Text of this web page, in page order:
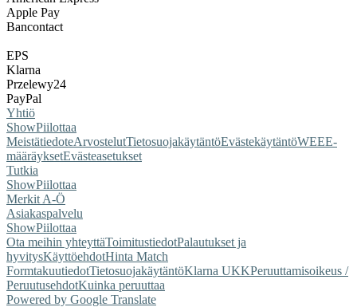
Apple Pay
Bancontact
EPS
Klarna
Przelewy24
PayPal
Yhtiö
ShowPiilottaa
MeistätiedoteArvostelutTietosuojakäytäntöEvästekäytäntöWEEE-
määräyksetEvästeasetukset
Tutkia
ShowPiilottaa
Merkit A-Ö
Asiakaspalvelu
ShowPiilottaa
Ota meihin yhteyttäToimitustiedotPalautukset ja
hyvitysKäyttöehdotHinta Match
FormtakuutiedotTietosuojakäytäntöKlarna UKKPeruuttamisoikeus /
PeruutusehdotKuinka peruuttaa
Powered by Google Translate